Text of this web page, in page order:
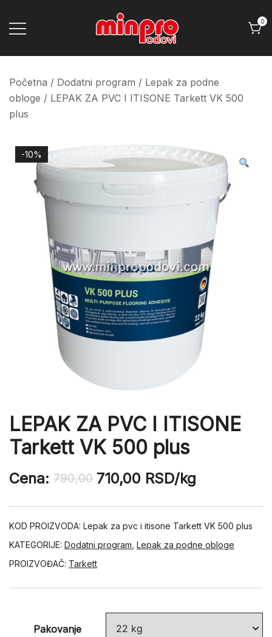
Minpro podovi
0
Početna / Dodatni program / Lepak za podne
obloge / LEPAK ZA PVC I ITISONE Tarkett VK 500
plus
-10%
LEPAK ZA PVC I ITISONE
Tarkett VK 500 plus
Cena: 790,00 710,00 RSD/kg
KOD PROIZVODA: Lepak za pvc i itisone Tarkett VK 500 plus
KATEGORIJE: Dodatni program Lepak za podne obloge
PROIZVOĐAČ: Tarkett
Pakovanje